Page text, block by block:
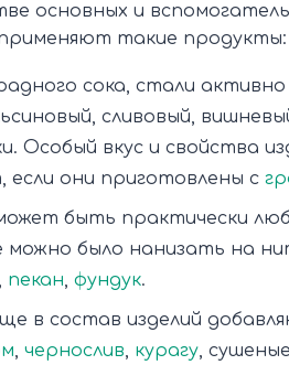
основных и
такие продукты:
сока, стали активно
сливовый,
Особый вкус и свойства
они приготовлены с
быть практически
можно было нанизать на
, пекан, фундук.
в состав изделий
, чернослив, курагу,